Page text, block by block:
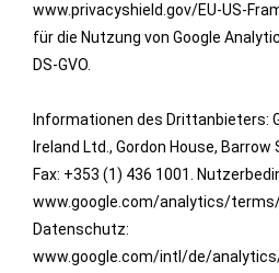
www.privacyshield.gov/EU-US-
für die Nutzung von Google
DS-GVO.
Informationen des Drittanbieters:
Ireland Ltd., Gordon House, Barrow
Fax: +353 (1) 436 1001.
www.google.com/analytics/
Datenschutz:
www.google.com/intl/de/